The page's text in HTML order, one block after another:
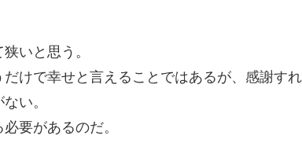
いと思う。
けで幸せと言えることではあるが、感謝す
い。
要があるのだ。